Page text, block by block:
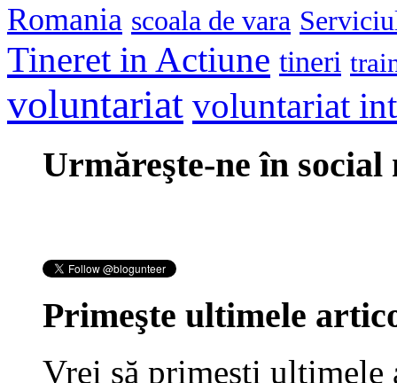
Romania scoala de vara
Tineret in Actiune tineri
voluntariat voluntariat
Urmăreşte-ne în social
Primeşte ultimele
Vrei să primeşti